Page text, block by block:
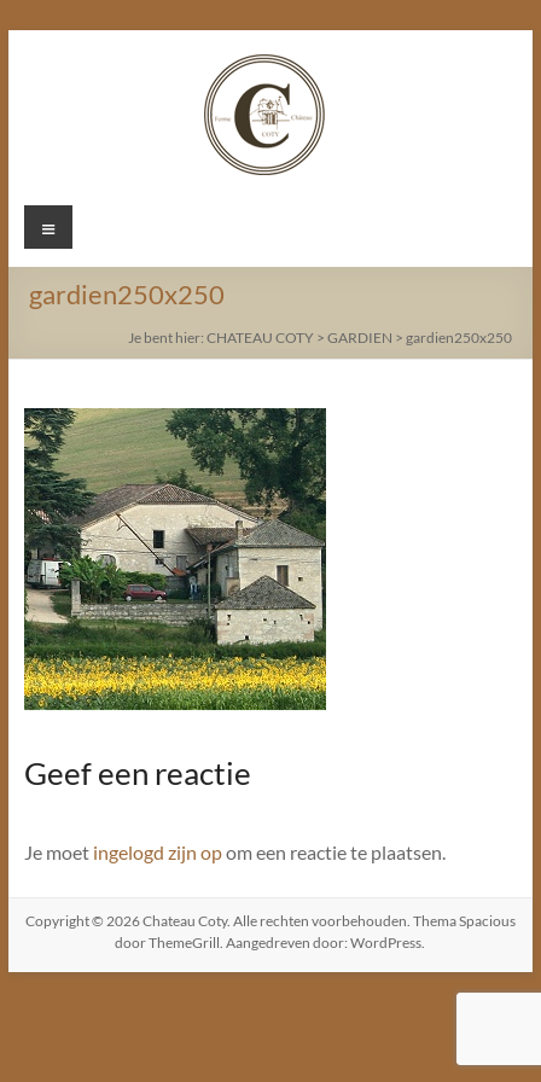
Chateau
Coty
Menu
gardien250x250
Je bent hier: CHATEAU COTY > GARDIEN > gardien250x250
Geef een reactie
Je moet ingelogd zijn opom een reactie te plaatsen.
Copyright © 2026Chateau Coty. Alle rechten voorbehouden. ThemaSpacious
door ThemeGrill. Aangedreven door:WordPress.